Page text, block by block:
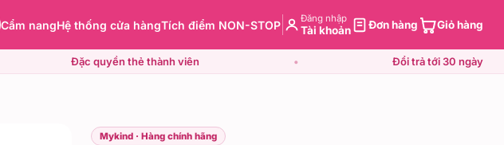
Cẩm nangHệ thống cửa hàngTích điểm NON-STOP Đăng nhập
Tài khoản Đơn hàng Giỏ hàng
Đặc quyền thẻ thành viên • Đổi trả tới 30 ngày
Mykind · Hàng chính hãng